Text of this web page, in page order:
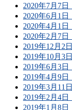
2020年7月7
2020年6月1
2020年4月1
2020年2月7
2019年12月2
2019年10月3
2019年6月3
2019年4月9
2019年3月11
2019年2月4
2019年1月8